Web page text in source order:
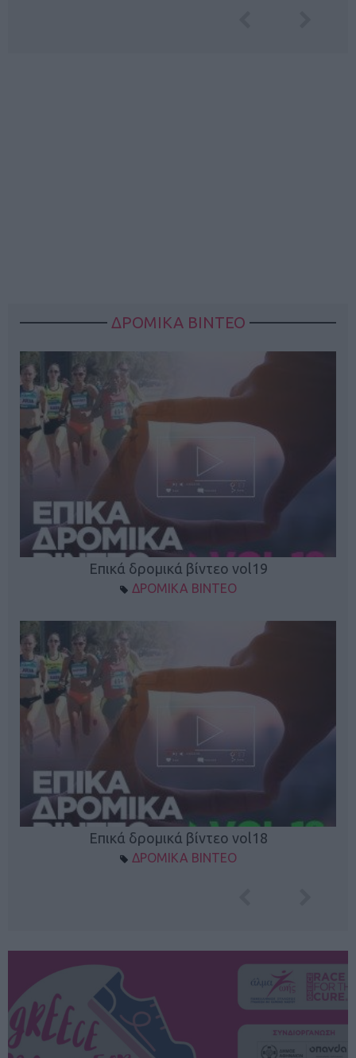
ΔΡΟΜΙΚΑ ΒΙΝΤΕΟ
Επικά δρομικά βίντεο vol19
ΔΡΟΜΙΚΑ ΒΙΝΤΕΟ
Επικά δρομικά βίντεο vol18
ΔΡΟΜΙΚΑ ΒΙΝΤΕΟ